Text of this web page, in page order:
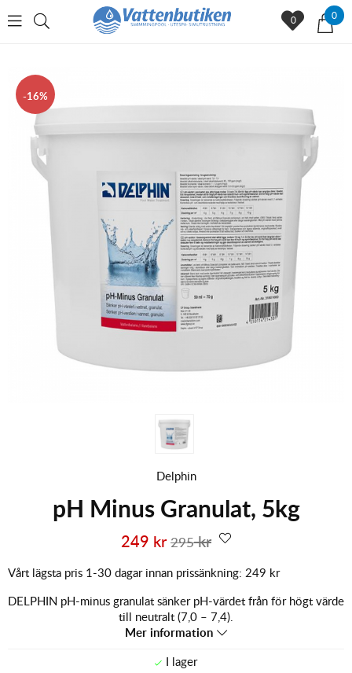
0
0
16
Delphin
pH Minus Granulat, 5kg
295kr
249 kr
Vårt lägsta pris 1-30 dagar innan prissänkning: 249 kr
DELPHIN pH-minus granulat sänker pH-värdet från för högt värde
till neutralt (7,0 – 7,4).
Mer information